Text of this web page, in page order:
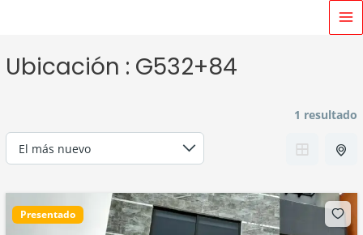
Ubicación : G532+84
1 resultado
Presentado